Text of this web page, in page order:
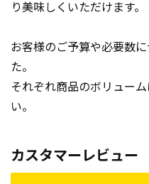
り美味しくいただけます。
お客様のご予算や必要数
た。
それぞれ商品のボリュー
い。
カスタマーレビュー